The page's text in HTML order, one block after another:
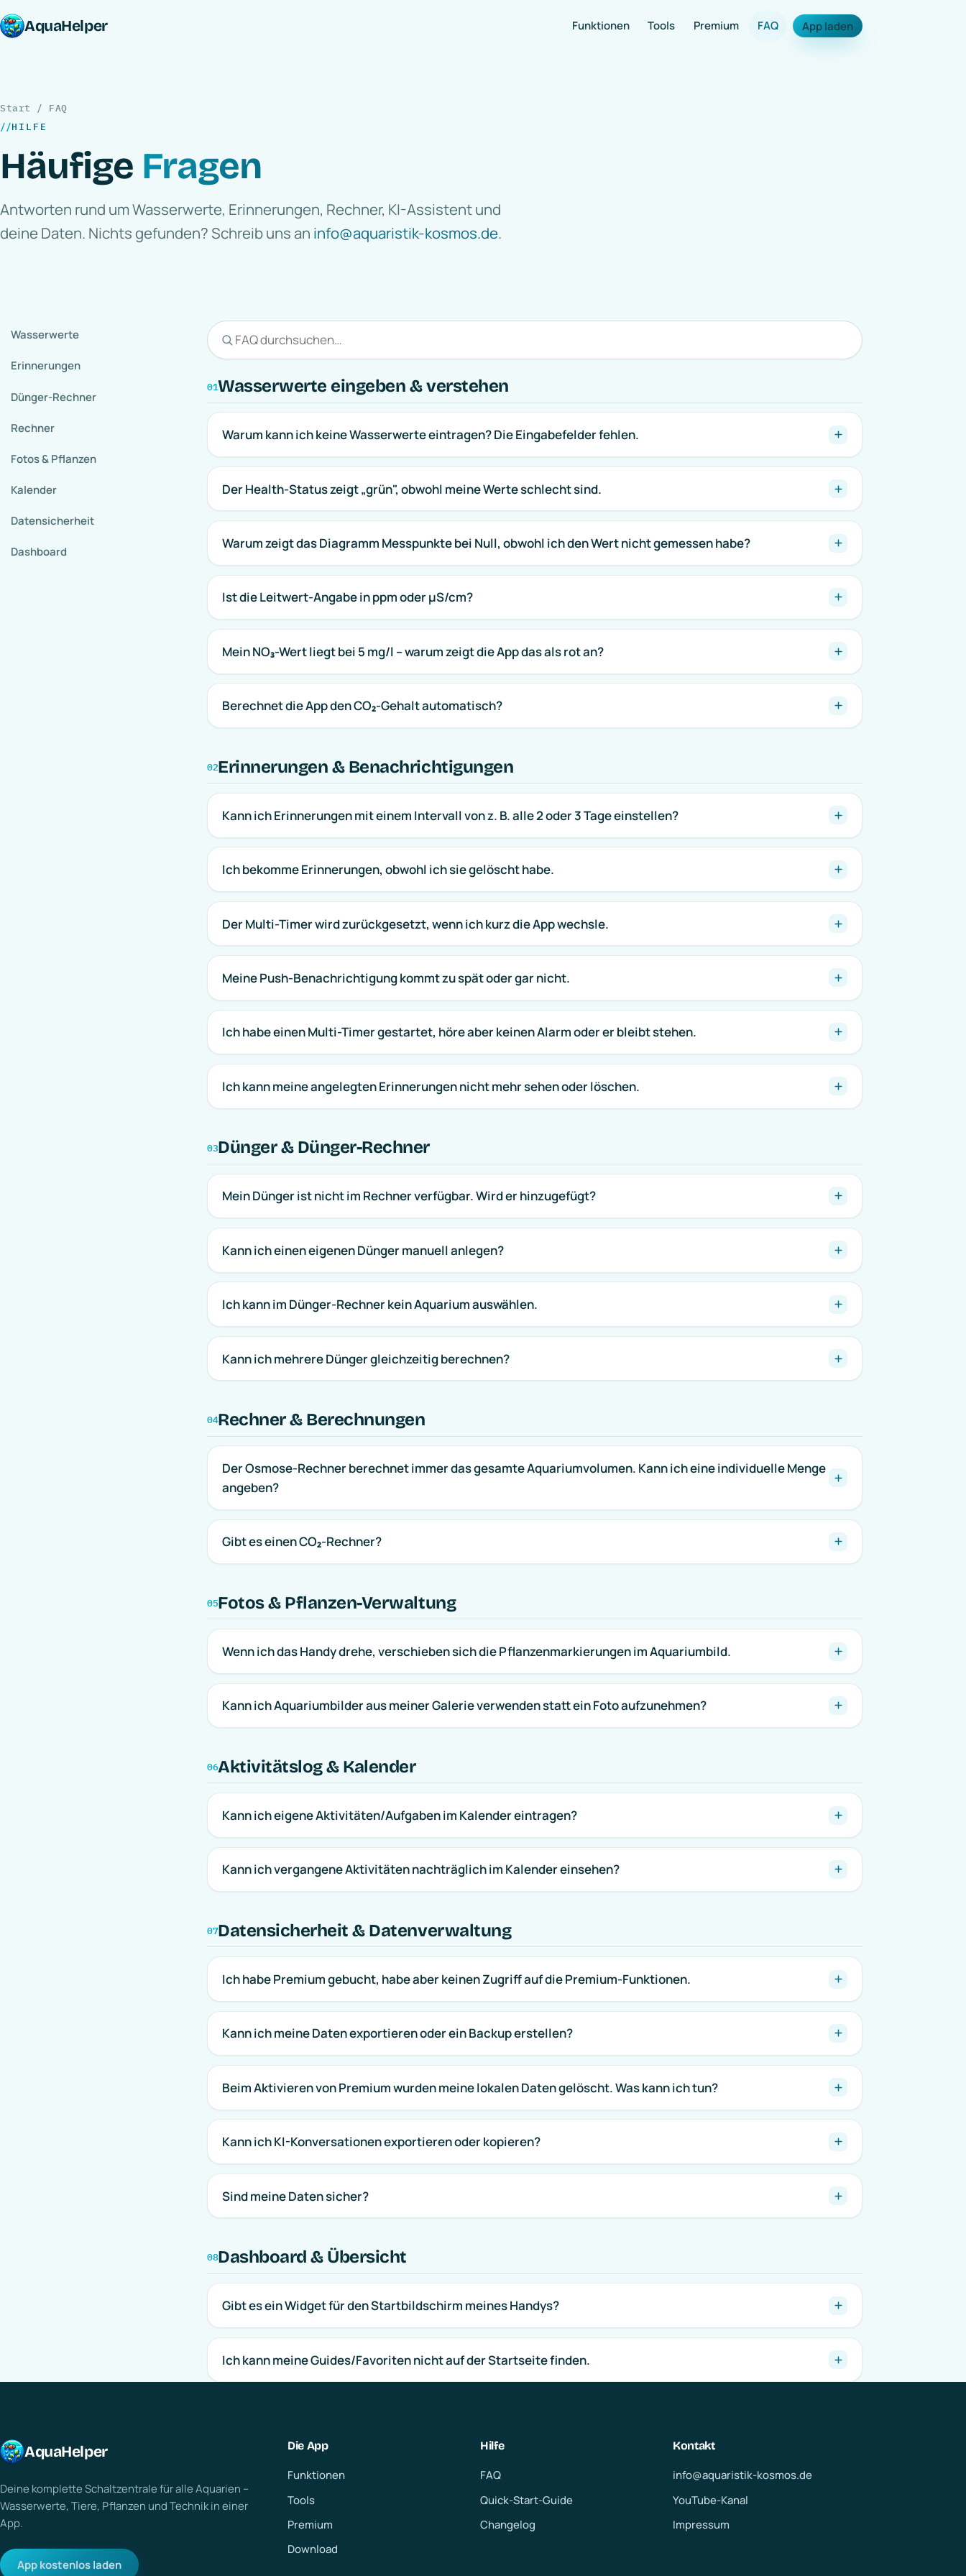
AquaHelper Funktionen Tools Premium FAQ App laden
Start / FAQ
HILFE
Häufige Fragen
Antworten rund um Wasserwerte, Erinnerungen, Rechner, KI-Assistent und
deine Daten. Nichts gefunden? Schreib uns an info@aquaristik-kosmos.de.
Wasserwerte
Erinnerungen
Dünger-Rechner
Rechner
Fotos & Pflanzen
Kalender
Datensicherheit
Dashboard
01Wasserwerte eingeben & verstehen
Warum kann ich keine Wasserwerte eintragen? Die Eingabefelder fehlen.
Der Health-Status zeigt „grün", obwohl meine Werte schlecht sind.
Warum zeigt das Diagramm Messpunkte bei Null, obwohl ich den Wert nicht gemessen habe?
Ist die Leitwert-Angabe in ppm oder µS/cm?
Mein NO₃-Wert liegt bei 5 mg/l – warum zeigt die App das als rot an?
Berechnet die App den CO₂-Gehalt automatisch?
02Erinnerungen & Benachrichtigungen
Kann ich Erinnerungen mit einem Intervall von z. B. alle 2 oder 3 Tage einstellen?
Ich bekomme Erinnerungen, obwohl ich sie gelöscht habe.
Der Multi-Timer wird zurückgesetzt, wenn ich kurz die App wechsle.
Meine Push-Benachrichtigung kommt zu spät oder gar nicht.
Ich habe einen Multi-Timer gestartet, höre aber keinen Alarm oder er bleibt stehen.
Ich kann meine angelegten Erinnerungen nicht mehr sehen oder löschen.
03Dünger & Dünger-Rechner
Mein Dünger ist nicht im Rechner verfügbar. Wird er hinzugefügt?
Kann ich einen eigenen Dünger manuell anlegen?
Ich kann im Dünger-Rechner kein Aquarium auswählen.
Kann ich mehrere Dünger gleichzeitig berechnen?
04Rechner & Berechnungen
Der Osmose-Rechner berechnet immer das gesamte Aquariumvolumen. Kann ich eine individuelle Menge
angeben?
Gibt es einen CO₂-Rechner?
05Fotos & Pflanzen-Verwaltung
Wenn ich das Handy drehe, verschieben sich die Pflanzenmarkierungen im Aquariumbild.
Kann ich Aquariumbilder aus meiner Galerie verwenden statt ein Foto aufzunehmen?
06Aktivitätslog & Kalender
Kann ich eigene Aktivitäten/Aufgaben im Kalender eintragen?
Kann ich vergangene Aktivitäten nachträglich im Kalender einsehen?
07Datensicherheit & Datenverwaltung
Ich habe Premium gebucht, habe aber keinen Zugriff auf die Premium-Funktionen.
Kann ich meine Daten exportieren oder ein Backup erstellen?
Beim Aktivieren von Premium wurden meine lokalen Daten gelöscht. Was kann ich tun?
Kann ich KI-Konversationen exportieren oder kopieren?
Sind meine Daten sicher?
08Dashboard & Übersicht
Gibt es ein Widget für den Startbildschirm meines Handys?
Ich kann meine Guides/Favoriten nicht auf der Startseite finden.
AquaHelper
Deine komplette Schaltzentrale für alle Aquarien –
Wasserwerte, Tiere, Pflanzen und Technik in einer
App.
App kostenlos laden
Die App
Funktionen
Tools
Premium
Download
Hilfe
FAQ
Quick-Start-Guide
Changelog
Kontakt
info@aquaristik-kosmos.de
YouTube-Kanal
Impressum